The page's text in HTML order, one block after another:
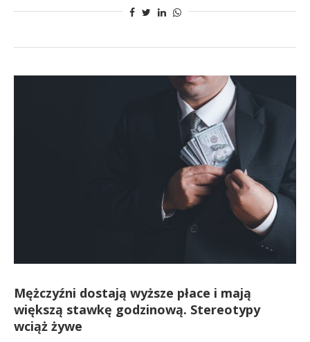
Mężczyźni dostają wyższe płace i mają
większą stawkę godzinową. Stereotypy
wciąż żywe